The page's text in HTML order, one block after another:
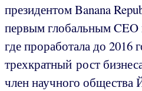
президентом Banana
первым глобальным CEO
где проработала до 2016
трехкратный рост
член научного общества